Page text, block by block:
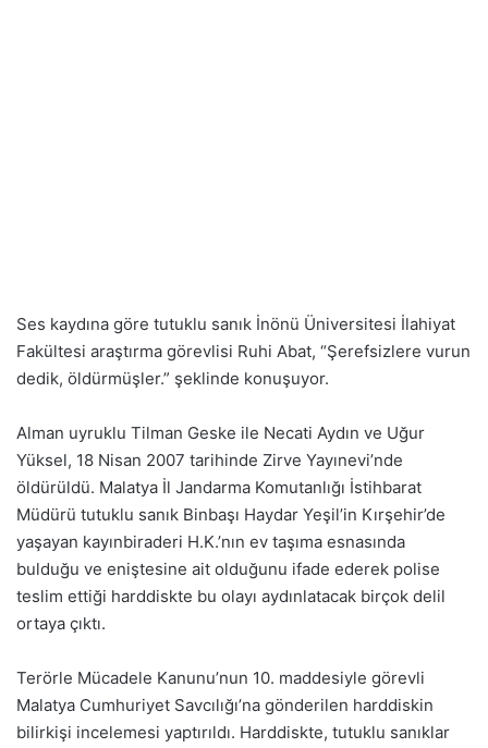
Ses kaydına göre tutuklu sanık İnönü Üniversitesi İlahiyat
Fakültesi araştırma görevlisi Ruhi Abat, “Şerefsizlere vurun
dedik, öldürmüşler.” şeklinde konuşuyor.
Alman uyruklu Tilman Geske ile Necati Aydın ve Uğur
Yüksel, 18 Nisan 2007 tarihinde Zirve Yayınevi’nde
öldürüldü. Malatya İl Jandarma Komutanlığı İstihbarat
Müdürü tutuklu sanık Binbaşı Haydar Yeşil’in Kırşehir’de
yaşayan kayınbiraderi H.K.’nın ev taşıma esnasında
bulduğu ve eniştesine ait olduğunu ifade ederek polise
teslim ettiği harddiskte bu olayı aydınlatacak birçok delil
ortaya çıktı.
Terörle Mücadele Kanunu’nun 10. maddesiyle görevli
Malatya Cumhuriyet Savcılığı’na gönderilen harddiskin
bilirkişi incelemesi yaptırıldı. Harddiskte, tutuklu sanıklar